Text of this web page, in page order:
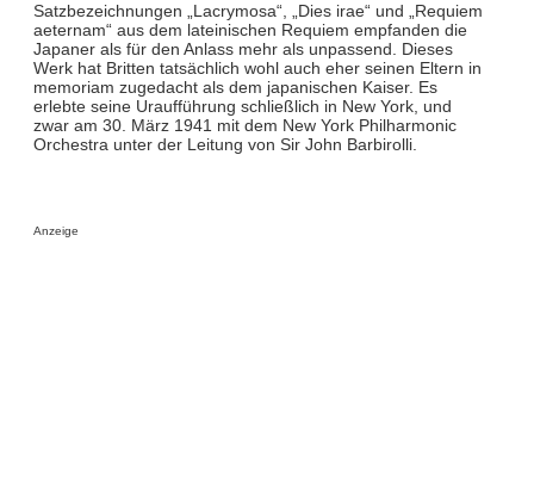
Satzbezeichnungen „Lacrymosa“, „Dies irae“ und „Requiem
aeternam“ aus dem lateinischen Requiem empfanden die
Japaner als für den Anlass mehr als unpassend. Dieses
Werk hat Britten tatsächlich wohl auch eher seinen Eltern in
memoriam zugedacht als dem japanischen Kaiser. Es
erlebte seine Uraufführung schließlich in New York, und
zwar am 30. März 1941 mit dem New York Philharmonic
Orchestra unter der Leitung von Sir John Barbirolli.
Anzeige